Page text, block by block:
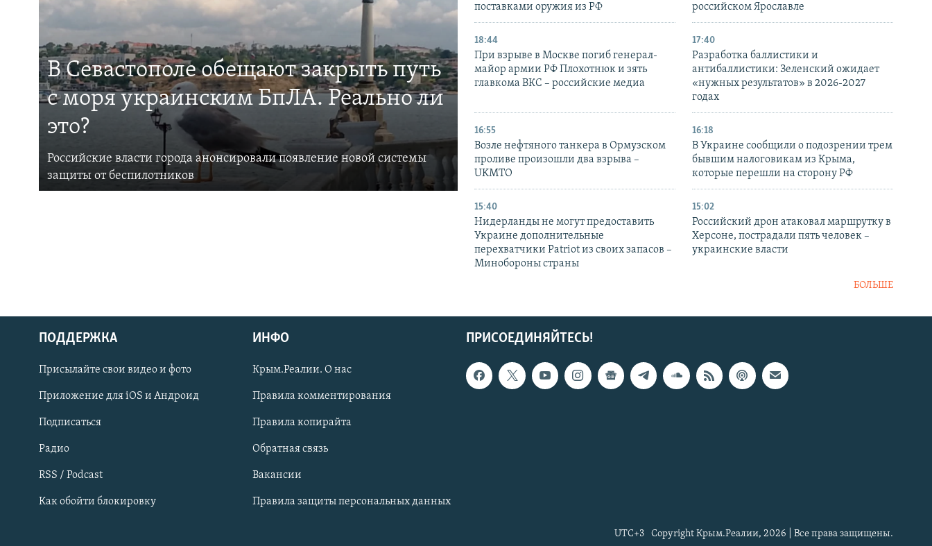
Українською
Qırımtatar
ПРИСОЕДИНЯЙТЕСЬ!
В Севастополе обещают закрыть путь
с моря украинским БпЛА. Реально ли
это?
Российские власти города анонсировали появление новой системы
защиты от беспилотников
поставками оружия из РФ
российском Ярославле
18:44
При взрыве в Москве погиб генерал-
майор армии РФ Плохотнюк и зять
главкома ВКС – российские медиа
17:40
Разработка баллистики и
антибаллистики: Зеленский ожидает
«нужных результатов» в 2026-2027
годах
16:55
Возле нефтяного танкера в Ормузском
проливе произошли два взрыва –
UKMTO
16:18
В Украине сообщили о подозрении трем
бывшим налоговикам из Крыма,
которые перешли на сторону РФ
15:40
Нидерланды не могут предоставить
Украине дополнительные
перехватчики Patriot из своих запасов –
Минобороны страны
15:02
Российский дрон атаковал маршрутку в
Херсоне, пострадали пять человек –
украинские власти
БОЛЬШЕ
ПРИСОЕДИНЯЙТЕСЬ!
ПОДДЕРЖКА
Присылайте свои видео и фото
Приложение для iOS и Андроид
Подписаться
Радио
RSS / Podcast
Как обойти блокировку
ИНФО
Крым.Реалии. О нас
Правила комментирования
Правила копирайта
Обратная связь
Вакансии
Правила защиты персональных данных
Copyright Крым.Реалии, 2026 | Все права защищены.
UTC+3